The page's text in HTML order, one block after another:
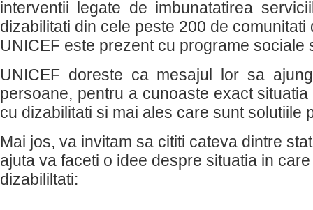
interventii legate de imbunatatirea
dizabilitati din cele peste 200 de
UNICEF este prezent cu programe sociale
UNICEF doreste ca mesajul lor sa
persoane, pentru a cunoaste exact
cu dizabilitati si mai ales care sunt solutiile
Mai jos, va invitam sa cititi cateva dintre
ajuta va faceti o idee despre situatia in
dizabililtati: